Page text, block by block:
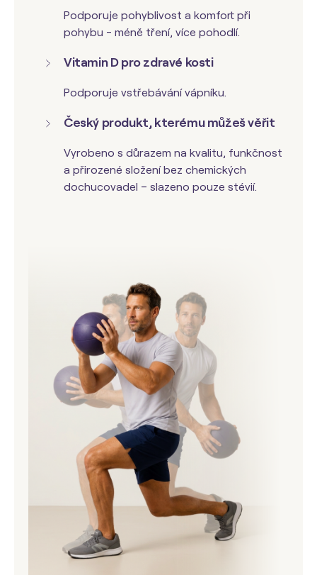
Podporuje pohyblivost a komfort při
pohybu - méně tření, více pohodlí.
Vitamin D pro zdravé kosti
Podporuje vstřebávání vápníku.
Český produkt, kterému můžeš věřit
Vyrobeno s důrazem na kvalitu, funkčnost
a přirozené složení bez chemických
dochucovadel – slazeno pouze stévií.